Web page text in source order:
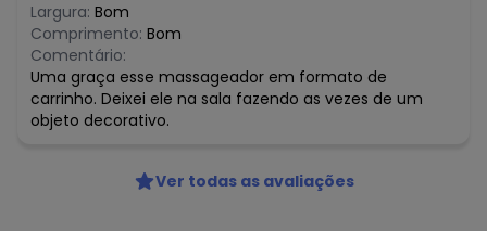
Largura: Bom
Comprimento: Bom
Comentário:
Uma graça esse massageador em formato de
carrinho. Deixei ele na sala fazendo as vezes de um
objeto decorativo.
Ver todas as avaliações